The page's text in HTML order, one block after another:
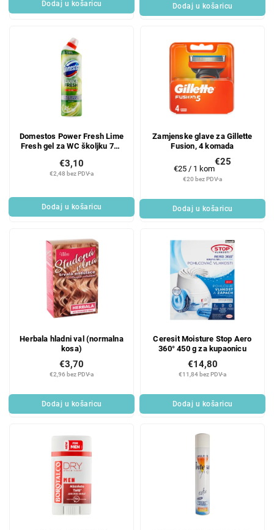
Dodaj u košaricu Dodaj u košaricu
Domestos Power Fresh Lime
Fresh gel za WC školjku 700
€2,48 bez PDV-a
€3,10
Dodaj u košaricu
Zamjenske glave za Gillette
Fusion, 4 komada
€20 bez PDV-a
€25
Mjerenje
cijene:
€25 / 1 kom
Dodaj u košaricu
Herbala hladni val (normalna
kosa)
€2,96 bez PDV-a
€3,70
Dodaj u košaricu
Ceresit Moisture Stop Aero
360° 450 g za kupaonicu
€11,84 bez PDV-a
€14,80
Dodaj u košaricu